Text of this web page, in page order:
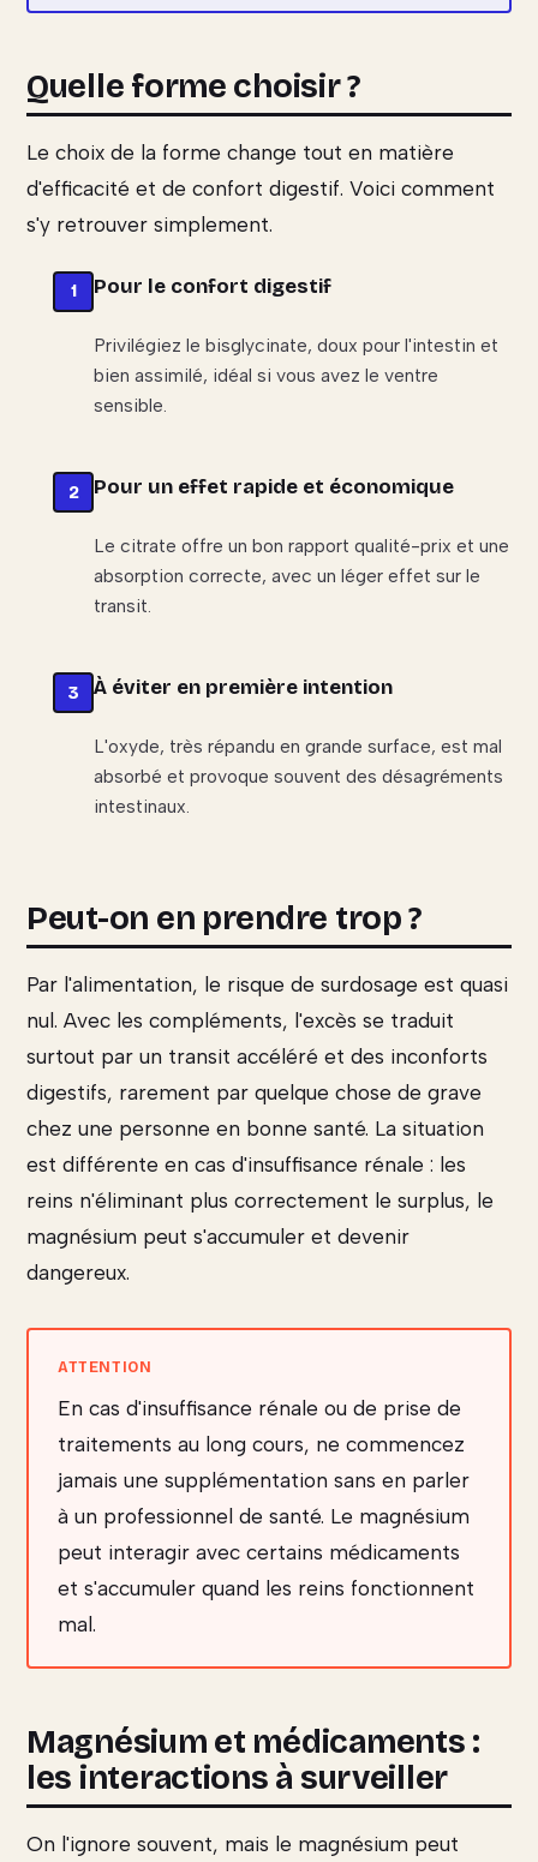
Quelle forme choisir ?
Le choix de la forme change tout en matière
d'efficacité et de confort digestif. Voici comment
s'y retrouver simplement.
Pour le confort digestif
Privilégiez le bisglycinate, doux pour l'intestin et
bien assimilé, idéal si vous avez le ventre
sensible.
Pour un effet rapide et économique
Le citrate offre un bon rapport qualité-prix et une
absorption correcte, avec un léger effet sur le
transit.
À éviter en première intention
L'oxyde, très répandu en grande surface, est mal
absorbé et provoque souvent des désagréments
intestinaux.
Peut-on en prendre trop ?
Par l'alimentation, le risque de surdosage est quasi
nul. Avec les compléments, l'excès se traduit
surtout par un transit accéléré et des inconforts
digestifs, rarement par quelque chose de grave
chez une personne en bonne santé. La situation
est différente en cas d'insuffisance rénale : les
reins n'éliminant plus correctement le surplus, le
magnésium peut s'accumuler et devenir
dangereux.
En cas d'insuffisance rénale ou de prise de
traitements au long cours, ne commencez
jamais une supplémentation sans en parler
à un professionnel de santé. Le magnésium
peut interagir avec certains médicaments
et s'accumuler quand les reins fonctionnent
mal.
Magnésium et médicaments :
les interactions à surveiller
On l'ignore souvent, mais le magnésium peut